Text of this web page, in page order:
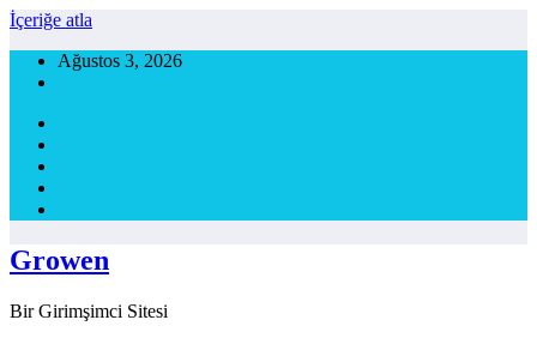
İçeriğe atla
Ağustos 3, 2026
Growen
Bir Girimşimci Sitesi